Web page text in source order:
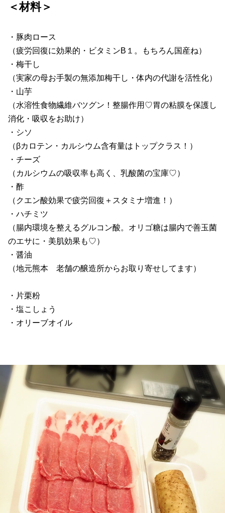
＜材料＞
・豚肉ロース
（疲労回復に効果的・ビタミンB１。もちろん国産ね）
・梅干し
（実家の母お手製の無添加梅干し・体内の代謝を活性化）
・山芋
（水溶性食物繊維バツグン！整腸作用♡胃の粘膜を保護し
消化・吸収をお助け）
・シソ
（βカロテン・カルシウム含有量はトップクラス！）
・チーズ
（カルシウムの吸収率も高く、乳酸菌の宝庫♡）
・酢
（クエン酸効果で疲労回復＋スタミナ増進！）
・ハチミツ
（腸内環境を整えるグルコン酸。オリゴ糖は腸内で善玉菌
のエサに・美肌効果も♡）
・醤油
（地元熊本 老舗の醸造所からお取り寄せしてます）
・片栗粉
・塩こしょう
・オリーブオイル